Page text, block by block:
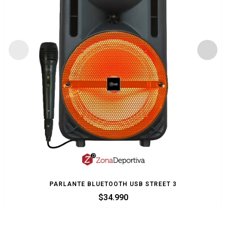
PARLANTE BLUETOOTH USB STREET 3
$34.990